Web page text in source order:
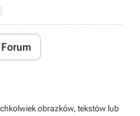
Forum
obrazków, tekstów lub